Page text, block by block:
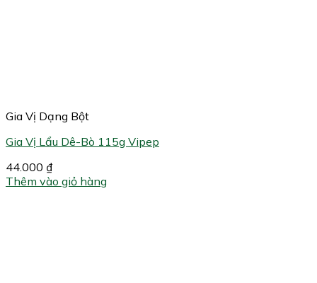
Gia Vị Dạng Bột
Gia Vị Lẩu Dê-Bò 115g Vipep
44.000 ₫
Thêm vào giỏ hàng